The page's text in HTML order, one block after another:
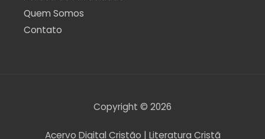
Quem Somos
Contato
Copyright © 2026
Acervo Digital Cristão | Literatura Cristã